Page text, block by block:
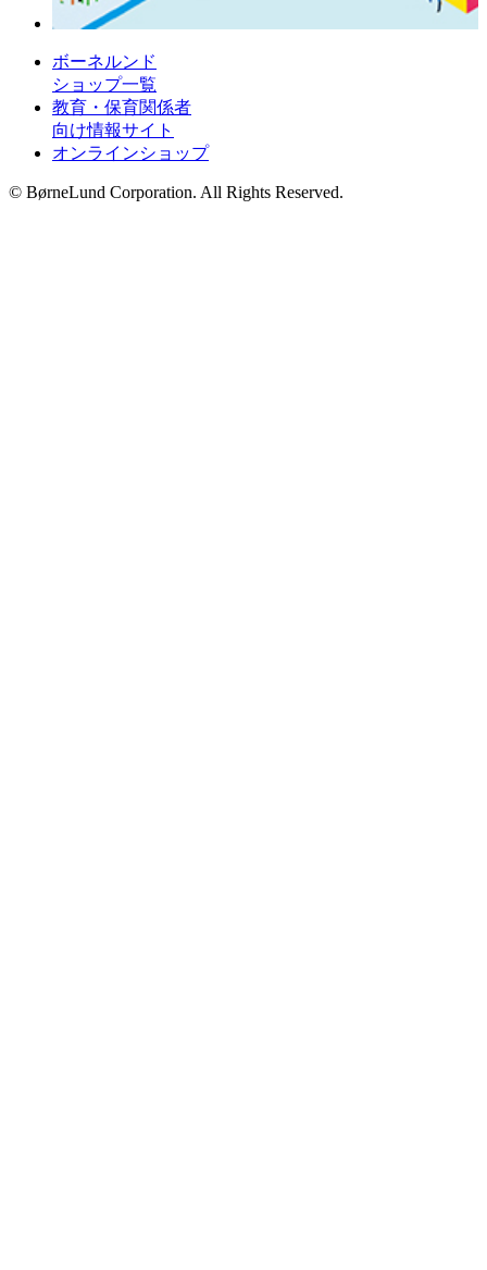
ボーネルンド
ショップ一覧
教育・保育関係者
向け情報サイト
オンラインショップ
© BørneLund Corporation. All Rights Reserved.